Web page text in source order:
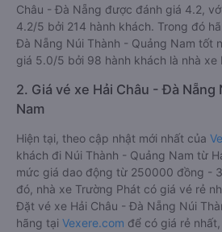
Châu - Đà Nẵng được đánh giá 4.2,
4.2/5 bởi 214 hành khách. Trong đó
Đà Nẵng Núi Thành - Quảng Nam tốt
giá 5.0/5 bởi 98 hành khách là nhà xe
2. Giá vé xe Hải Châu - Đà Nẵng
Nam
Hiện tại, theo cập nhật mới nhất của
khách đi Núi Thành - Quảng Nam từ
mức giá dao động từ 250000 đồng -
đó, nhà xe Trường Phát có giá vé rẻ
Đặt vé xe Hải Châu - Đà Nẵng Núi
hãng tại Vexere.com để có giá rẻ